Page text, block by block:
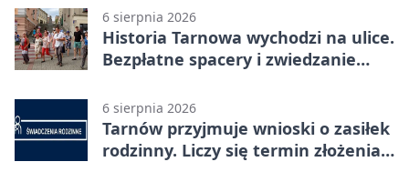
6 sierpnia 2026
Historia Tarnowa wychodzi na ulice.
Bezpłatne spacery i zwiedzanie
6 sierpnia 2026
Tarnów przyjmuje wnioski o zasiłek
rodzinny. Liczy się termin złożenia